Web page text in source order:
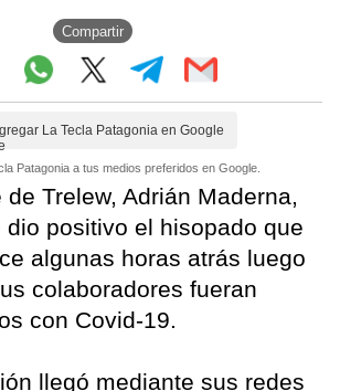
Compartir
La Tecla Patagonia en Google
Patagonia a tus medios preferidos en Google.
Trelew, Adrián Maderna,
dio positivo el hisopado que
algunas horas atrás luego
colaboradores fueran
con Covid-19.
llegó mediante sus redes